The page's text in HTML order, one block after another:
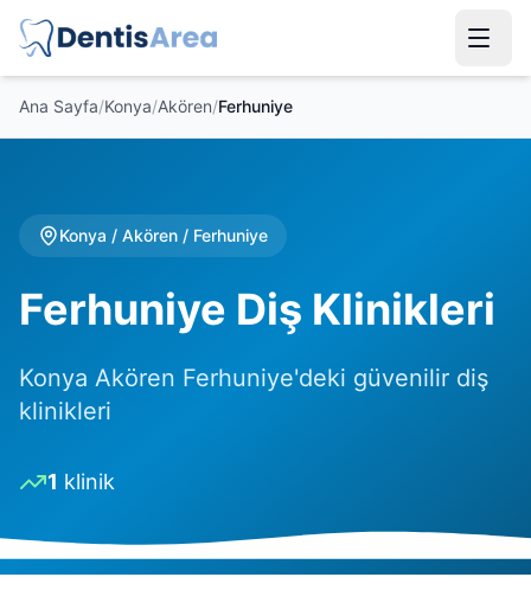
Ana Sayfa/Konya/Akören/Ferhuniye
Konya / Akören / Ferhuniye
Ferhuniye Diş Klinikleri
Konya Akören Ferhuniye'deki güvenilir diş
klinikleri
1 klinik